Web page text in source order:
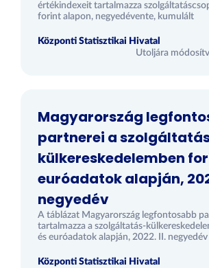
értékindexeit tartalmazza
forint alapon, negyedévente, kumulált
Központi Statisztikai Hivatal
Utoljára
Magyarország
partnerei a
külkereskedelemben
euróadatok alapján,
negyedév
A táblázat Magyarország legfontosabb
tartalmazza a szolgáltatás-
és euróadatok alapján, 2022. II. negyedév
Központi Statisztikai Hivatal